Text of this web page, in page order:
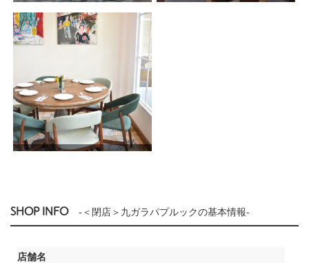
SHOP INFO -＜閉店＞九ガラパプルックの基本情報-
店舗名